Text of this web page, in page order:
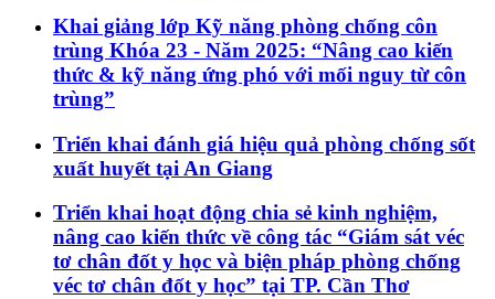
Khai giảng lớp Kỹ năng phòng chống côn
trùng Khóa 23 - Năm 2025: “Nâng cao kiến
thức & kỹ năng ứng phó với mối nguy từ côn
trùng”
Triển khai đánh giá hiệu quả phòng chống sốt
xuất huyết tại An Giang
Triển khai hoạt động chia sẻ kinh nghiệm,
nâng cao kiến thức về công tác “Giám sát véc
tơ chân đốt y học và biện pháp phòng chống
véc tơ chân đốt y học” tại TP. Cần Thơ